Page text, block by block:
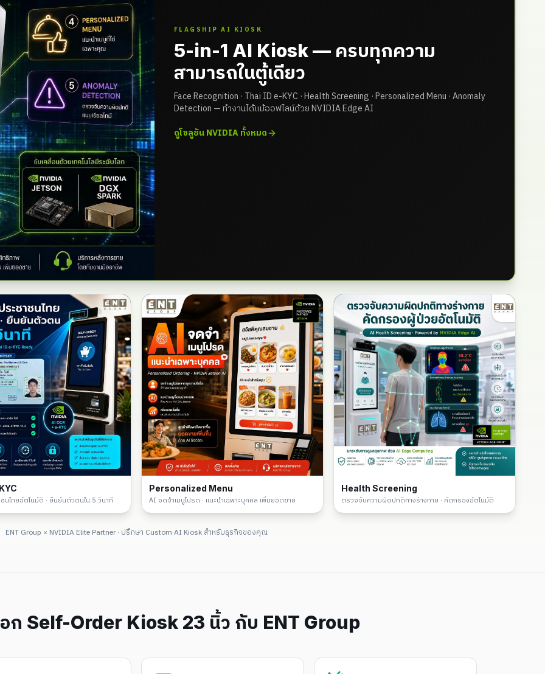
FLAGSHIP AI KIOSK
5-in-1 AI Kiosk — ครบทุกความ
สามารถในตู้เดียว
Face Recognition · Thai ID e-KYC · Health Screening · Personalized Menu · Anomaly
Detection — ทำงานได้แม้ออฟไลน์ด้วย NVIDIA Edge AI
ดูโซลูชัน NVIDIA ทั้งหมด
นไทยอัตโนมัติ · ยืนยันตัวตนใน 5 วินาที
Personalized Menu
AI จดจำเมนูโปรด · แนะนำเฉพาะบุคคล เพิ่มยอดขาย
Health Screening
ตรวจจับความผิดปกติทางร่างกาย · คัดกรองอัตโนมัติ
ENT Group × NVIDIA Elite Partner · ปรึกษา Custom AI Kiosk สำหรับธุรกิจของคุณ
ก Self-Order Kiosk 23 นิ้ว กับ ENT Group